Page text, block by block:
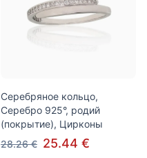
Серебряное кольцо,
Серебро 925°, родий
(покрытие), Цирконы
28.26 € 25.44 €